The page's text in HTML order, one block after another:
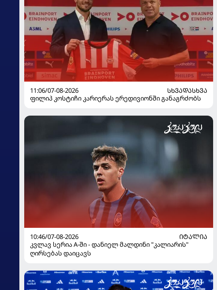
11:06/07-08-2026
ᲡᲮᲕᲐᲓᲐᲡᲮᲕᲐ
ფილიპ კოსტიჩი კარიერას ერედივიონში განაგრძობს
10:46/07-08-2026
ᲘᲢᲐᲚᲘᲐ
კვლავ სერია A-ში - დანიელ მალდინი "კალიარის"
ღირსებას დაიცავს